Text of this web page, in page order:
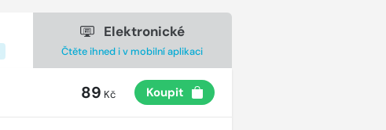
Elektronické
Čtěte ihned i v mobilní aplikaci
89 Kč Koupit